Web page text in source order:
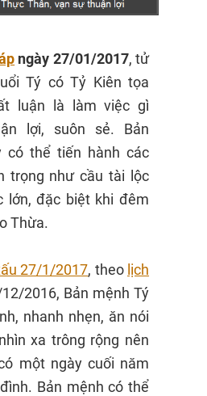
ngày 27/01/2017, tử
Tý có Tỷ Kiên tọa
luận là làm việc gì
lợi, suôn sẻ. Bản
có thể tiến hành các
trọng như cầu tài lộc
lớn, đặc biệt khi đêm
Thừa.
27/1/2017, theo lịch
2016, Bản mệnh Tý
nhanh nhẹn, ăn nói
xa trông rộng nên
một ngày cuối năm
Bản mệnh có thể